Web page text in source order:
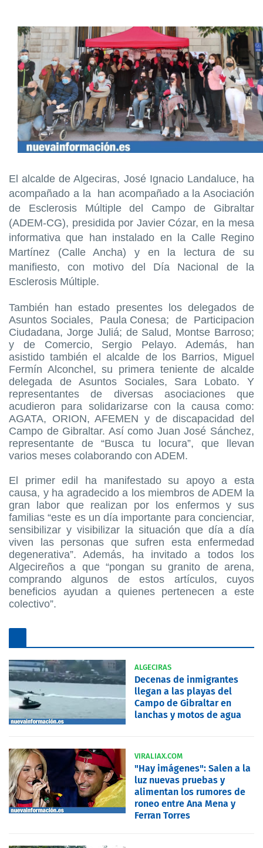
El alcalde de Algeciras, José Ignacio Landaluce, ha
acompañado a la han acompañado a la Asociación
de Esclerosis Múltiple del Campo de Gibraltar
(ADEM-CG), presidida por Javier Cózar, en la mesa
informativa que han instalado en la Calle Regino
Martínez (Calle Ancha) y en la lectura de su
manifiesto, con motivo del Día Nacional de la
Esclerosis Múltiple.
También han estado presentes los delegados de
Asuntos Sociales, Paula Conesa; de Participacion
Ciudadana, Jorge Juliá; de Salud, Montse Barroso;
y de Comercio, Sergio Pelayo. Además, han
asistido también el alcalde de los Barrios, Miguel
Fermín Alconchel, su primera teniente de alcalde
delegada de Asuntos Sociales, Sara Lobato. Y
representantes de diversas asociaciones que
acudieron para solidarizarse con la causa como:
AGATA, ORION, AFEMEN y de discapacidad del
Campo de Gibraltar. Así como Juan José Sánchez,
representante de “Busca tu locura”, que llevan
varios meses colaborando con ADEM.
El primer edil ha manifestado su apoyo a esta
causa, y ha agradecido a los miembros de ADEM la
gran labor que realizan por los enfermos y sus
familias “este es un día importante para concienciar,
sensibilizar y visibilizar la situación que día a día
viven las personas que sufren esta enfermedad
degenerativa”. Además, ha invitado a todos los
Algecireños a que “pongan su granito de arena,
comprando algunos de estos artículos, cuyos
beneficios ayudan a quienes pertenecen a este
colectivo”.
ALGECIRAS
Decenas de inmigrantes
llegan a las playas del
Campo de Gibraltar en
lanchas y motos de agua
VIRALIAX.COM
"Hay imágenes": Salen a la
luz nuevas pruebas y
alimentan los rumores de
roneo entre Ana Mena y
Ferran Torres